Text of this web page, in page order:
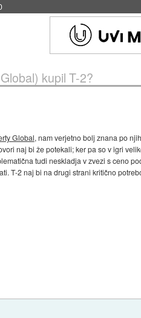
kupil T-2?
Global, nam verjetno bolj znana po
naj bi že potekali; ker pa so v igri
tudi neskladja v zvezi s ceno
T-2 naj bi na drugi strani kritično